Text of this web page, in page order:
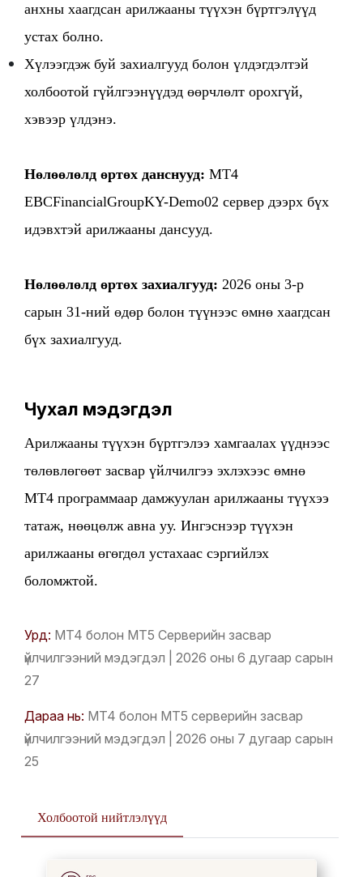
анхны хаагдсан арилжааны түүхэн бүртгэлүүд
устах болно.
Хүлээгдэж буй захиалгууд болон үлдэгдэлтэй
холбоотой гүйлгээнүүдэд өөрчлөлт орохгүй,
хэвээр үлдэнэ.
Нөлөөлөлд өртөх данснууд:MT4
EBCFinancialGroupKY-Demo02 сервер дээрх бүх
идэвхтэй арилжааны дансууд.
Нөлөөлөлд өртөх захиалгууд:2026 оны 3-р
сарын 31-ний өдөр болон түүнээс өмнө хаагдсан
бүх захиалгууд.
Чухал мэдэгдэл
Арилжааны түүхэн бүртгэлээ хамгаалах үүднээс
төлөвлөгөөт засвар үйлчилгээ эхлэхээс өмнө
MT4 программаар дамжуулан арилжааны түүхээ
татаж, нөөцөлж авна уу. Ингэснээр түүхэн
арилжааны өгөгдөл устахаас сэргийлэх
боломжтой.
Урд: MT4 болон MT5 Серверийн засвар
үйлчилгээний мэдэгдэл | 2026 оны 6 дугаар сарын
27
Дараа нь: MT4 болон MT5 серверийн засвар
үйлчилгээний мэдэгдэл | 2026 оны 7 дугаар сарын
25
Холбоотой нийтлэлүүд